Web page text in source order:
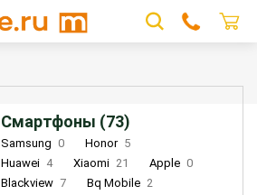
Смартфоны (73)
Samsung 0 Honor 5
Huawei 4 Xiaomi 21 Apple 0
Blackview 7 Bq Mobile 2